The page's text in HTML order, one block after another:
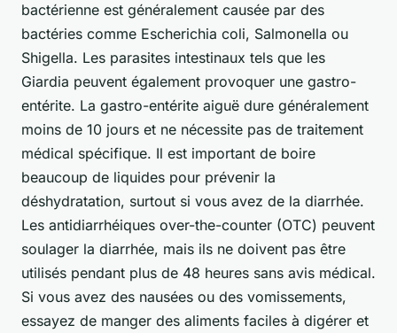
bactérienne est généralement causée par des
bactéries comme Escherichia coli, Salmonella ou
Shigella. Les parasites intestinaux tels que les
Giardia peuvent également provoquer une gastro-
entérite. La gastro-entérite aiguë dure généralement
moins de 10 jours et ne nécessite pas de traitement
médical spécifique. Il est important de boire
beaucoup de liquides pour prévenir la
déshydratation, surtout si vous avez de la diarrhée.
Les antidiarrhéiques over-the-counter (OTC) peuvent
soulager la diarrhée, mais ils ne doivent pas être
utilisés pendant plus de 48 heures sans avis médical.
Si vous avez des nausées ou des vomissements,
essayez de manger des aliments faciles à digérer et